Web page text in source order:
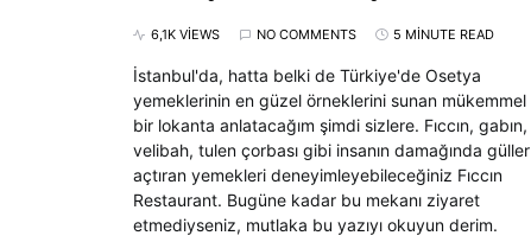
6,1K VIEWS NO COMMENTS 5 MINUTE READ
İstanbul'da, hatta belki de Türkiye'de Osetya
yemeklerinin en güzel örneklerini sunan mükemmel
bir lokanta anlatacağım şimdi sizlere. Fıccın, gabın,
velibah, tulen çorbası gibi insanın damağında güller
açtıran yemekleri deneyimleyebileceğiniz Fıccın
Restaurant. Bugüne kadar bu mekanı ziyaret
etmediyseniz, mutlaka bu yazıyı okuyun derim.